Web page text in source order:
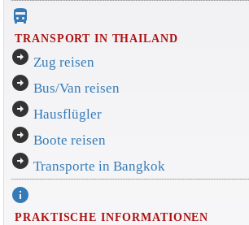
directions_bus_filled
TRANSPORT IN THAILAND
arrow_circle_right Zug reisen
arrow_circle_right Bus/Van reisen
arrow_circle_right Hausflügler
arrow_circle_right Boote reisen
arrow_circle_right Transporte in Bangkok
info
PRAKTISCHE INFORMATIONEN